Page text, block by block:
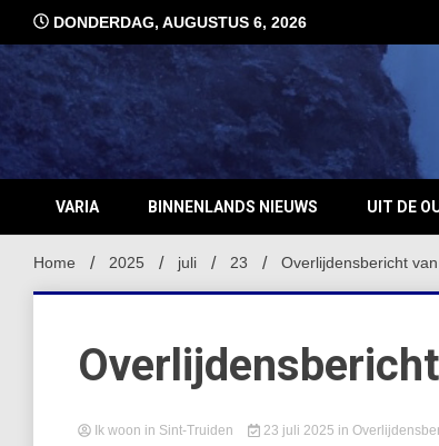
inhoud
DONDERDAG, AUGUSTUS 6, 2026
VARIA BINNENLANDS NIEUWS UIT DE
Home 2025 juli 23 Overlijdensbericht
Ik woon in Sint-Truiden 23 juli 2025 in